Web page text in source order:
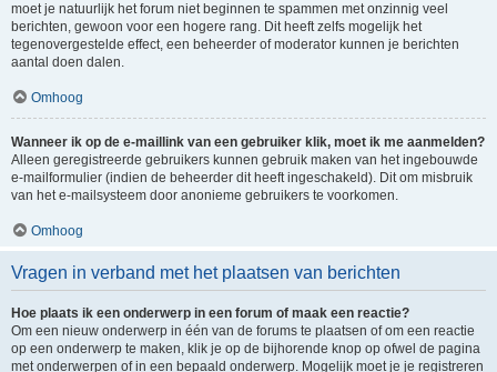
moet je natuurlijk het forum niet beginnen te spammen met onzinnig veel
berichten, gewoon voor een hogere rang. Dit heeft zelfs mogelijk het
tegenovergestelde effect, een beheerder of moderator kunnen je berichten
aantal doen dalen.
Omhoog
Wanneer ik op de e-maillink van een gebruiker klik, moet ik me aanmelden?
Alleen geregistreerde gebruikers kunnen gebruik maken van het ingebouwde
e-mailformulier (indien de beheerder dit heeft ingeschakeld). Dit om misbruik
van het e-mailsysteem door anonieme gebruikers te voorkomen.
Omhoog
Vragen in verband met het plaatsen van berichten
Hoe plaats ik een onderwerp in een forum of maak een reactie?
Om een nieuw onderwerp in één van de forums te plaatsen of om een reactie
op een onderwerp te maken, klik je op de bijhorende knop op ofwel de pagina
met onderwerpen of in een bepaald onderwerp. Mogelijk moet je je registreren